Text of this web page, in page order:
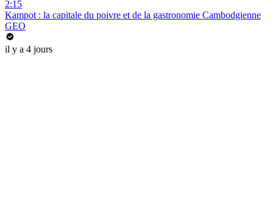
2:15
Kampot : la capitale du poivre et de la gastronomie Cambodgienne
GEO
il y a 4 jours